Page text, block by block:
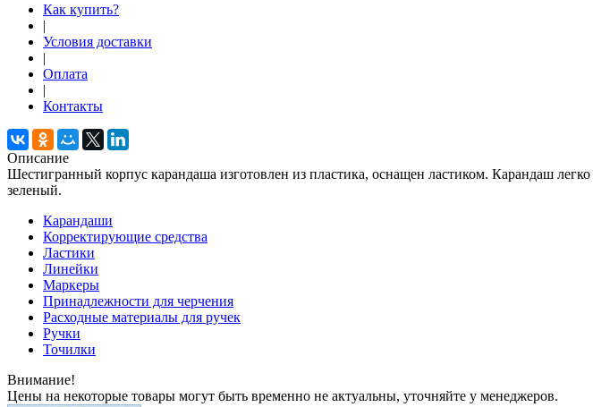
Как купить?
|
Условия доставки
|
Оплата
|
Контакты
Описание
Шестигранный корпус карандаша изготовлен из пластика, оснащен ластиком. Карандаш
зеленый.
Карандаши
Корректирующие средства
Ластики
Линейки
Маркеры
Принадлежности для черчения
Расходные материалы для ручек
Ручки
Точилки
Внимание!
Цены на некоторые товары могут быть временно не актуальны, уточняйте у менеджеров.